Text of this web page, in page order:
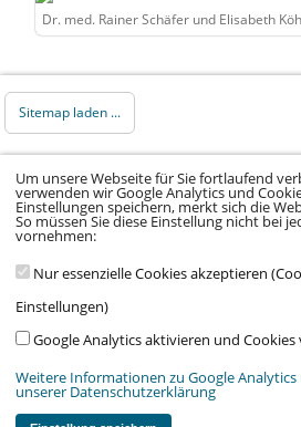
Dr. med. Rainer Schäfer und Elisabeth
Sitemap laden ...
© 2026 Klinikum Würzburg Mitte gGmbH •
Impressum•Datenschutz•Datenschutz Social
Media•Kontakt•Hinweisgeber•
Wir arbeiten im Auftrag von:Stiftung
Verein Kinderklinik am Mönchberg e.V.
Um unsere Webseite für Sie fortlaufend
verwenden wir Google Analytics und
Einstellungen speichern, merkt sich die
So müssen Sie diese Einstellung nicht bei
vornehmen:
Nur essenzielle Cookies akzeptieren
Einstellungen)
Google Analytics aktivieren und Cookies
Weitere Informationen zu Google Analytics
unserer Datenschutzerklärung